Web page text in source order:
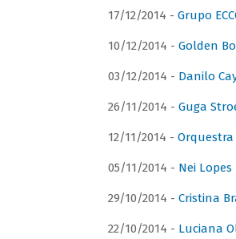
17/12/2014 - Grupo
10/12/2014 - Golden
03/12/2014 - Danilo
26/11/2014 - Guga
12/11/2014 - Orquestra
05/11/2014 - Nei
29/10/2014 - Cristina
22/10/2014 - Luciana